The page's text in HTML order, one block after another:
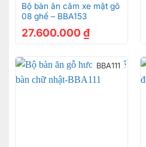
Bộ bàn ăn căm xe mặt gõ
08 ghế – BBA153
27.600.000 ₫
BBA111